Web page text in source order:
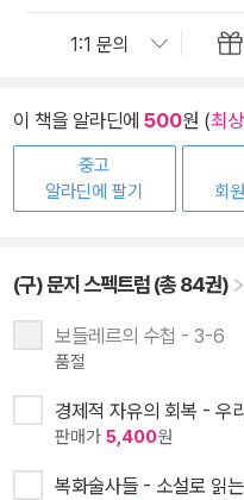
이 책을 알라딘에 500원 (최상
중고
알라딘에 팔기
회
(구) 문지 스펙트럼 (총 84권)
보들레르의 수첩 - 3-6
품절
경제적 자유의 회복 -
판매가 5,400원
복화술사들 - 소설로 읽